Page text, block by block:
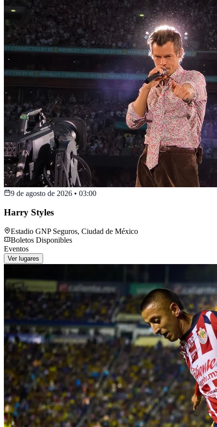
9 de agosto de 2026 • 03:00
Harry Styles
Estadio GNP Seguros, Ciudad de México
Boletos Disponibles
Eventos
Ver lugares